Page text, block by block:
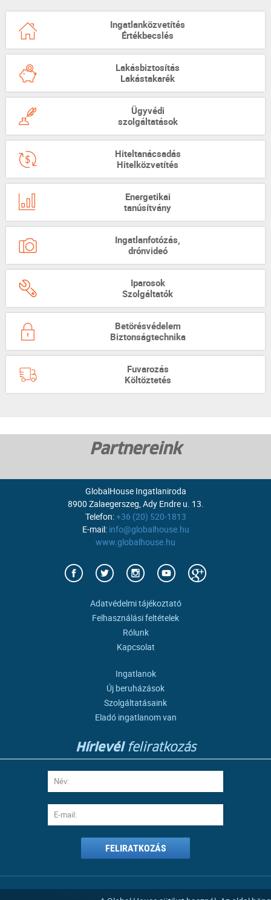
Ingatlanközvetítés
Értékbecslés
Lakásbiztosítás
Lakástakarék
Ügyvédi
szolgáltatások
Hiteltanácsadás
Hitelközvetítés
Energetikai
tanúsítvány
Ingatlanfotózás,
drónvideó
Iparosok
Szolgáltatók
Betörésvédelem
Biztonságtechnika
Fuvarozás
Költöztetés
Partnereink
GlobalHouse Ingatlaniroda
8900 Zalaegerszeg, Ady Endre u. 13.
Telefon:+36 (20) 520-1813
E-mail: info@globalhouse.hu
www.globalhouse.hu
Adatvédelmi tájékoztató
Felhasználási feltételek
Rólunk
Kapcsolat
Ingatlanok
Új beruházások
Szolgáltatásaink
Eladó ingatlanom van
Hírlevélfeliratkozás
FELIRATKOZÁS